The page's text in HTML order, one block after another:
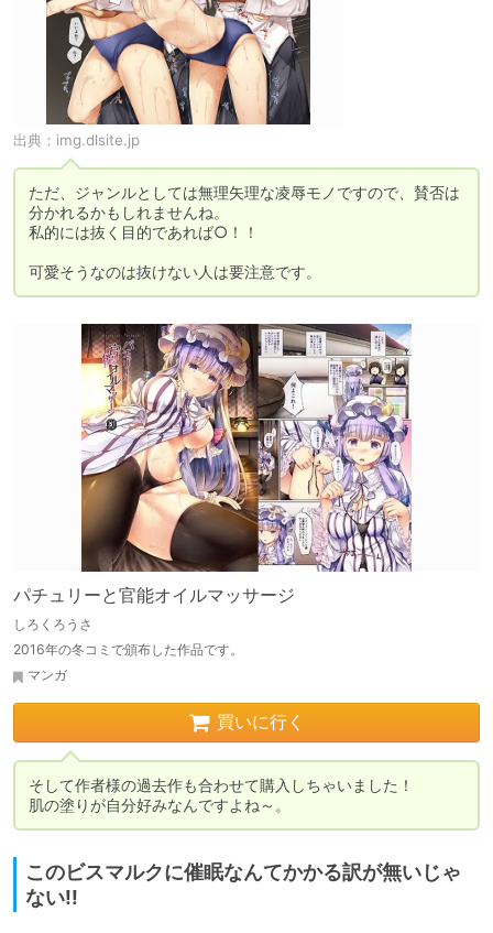
出典： img.dlsite.jp
ただ、ジャンルとしては無理矢理な凌辱モノですので、賛否は
分かれるかもしれませんね。
私的には抜く目的であれば○！！
可愛そうなのは抜けない人は要注意です。
パチュリーと官能オイルマッサージ
しろくろうさ
2016年の冬コミで頒布した作品です。
マンガ
買いに行く
そして作者様の過去作も合わせて購入しちゃいました！
肌の塗りが自分好みなんですよね～。
このビスマルクに催眠なんてかかる訳が無いじゃ
ない!!